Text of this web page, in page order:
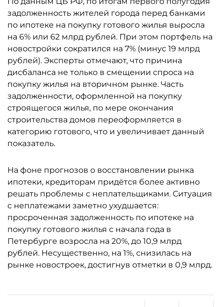
задолженность жителей города перед банками
по ипотеке на покупку готового жилья выросла
на 6% или 62 млрд рублей. При этом портфель на
новостройки сократился на 7% (минус 19 млрд
рублей). Эксперты отмечают, что причина
дисбаланса не только в смещении спроса на
покупку жилья на вторичном рынке. Часть
задолженности, оформленной на покупку
строящегося жилья, по мере окончания
строительства домов переоформляется в
категорию готового, что и увеличивает данный
показатель.
На фоне прогнозов о восстановлении рынка
ипотеки, кредиторам придётся более активно
решать проблемы с неплательщиками. Ситуация
с неплатежами заметно ухудшается:
просроченная задолженность по ипотеке на
покупку готового жилья с начала года в
Петербурге возросла на 20%, до 10,9 млрд
рублей. Несущественно, на 1%, снизилась на
рынке новостроек, достигнув отметки в 0,9 млрд.